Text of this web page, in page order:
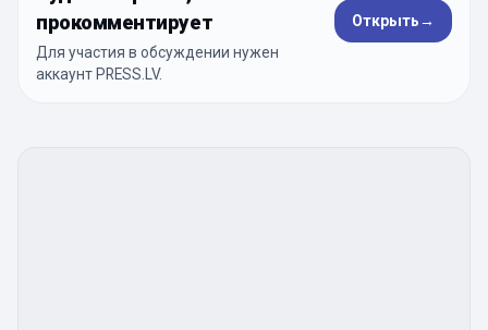
прокомментирует
Для участия в обсуждении нужен
аккаунт PRESS.LV.
Открыть→